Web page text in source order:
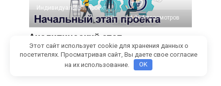
Индивидуальный проект
0
4 264 просмотров
Аналитический этап
Подготовительный (аналитический) этап После
постановки цели проекта в первую очередь на этом
этапе необходимо
Этот сайт использует cookie для хранения данных о
посетителях. Просматривая сайт, Вы даете свое согласие
на их использование.
OK